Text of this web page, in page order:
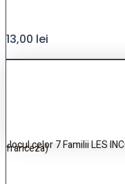
13,00 lei
Jocul celor 7 Familii LES
franceza)